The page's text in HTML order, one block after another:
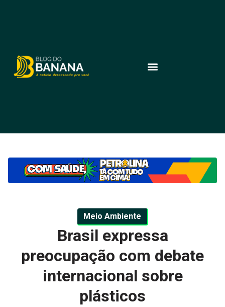
Meio Ambiente
Brasil expressa
preocupação com debate
internacional sobre
plásticos